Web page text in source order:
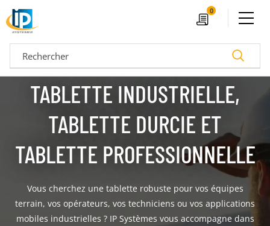
0
Devis
04 72 14 18 00 Nos configurateurs
Ouvrir le menu
TABLETTE INDUSTRIELLE,
TABLETTE DURCIE ET
TABLETTE PROFESSIONNELLE
Vous cherchez une tablette robuste pour vos équipes
terrain, vos opérateurs, vos techniciens ou vos applications
mobiles industrielles ? IP Systèmes vous accompagne dans